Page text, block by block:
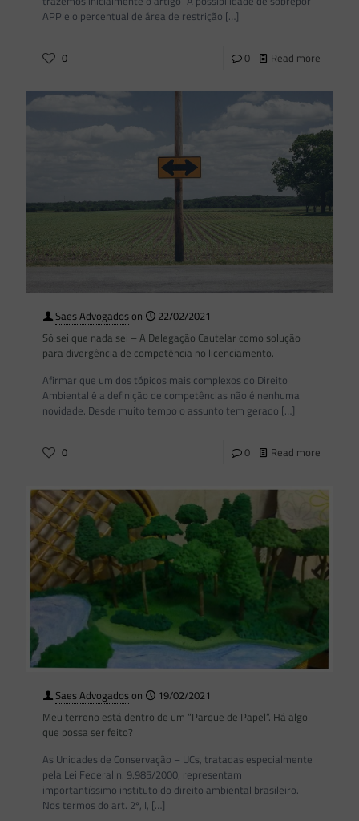
APP e o percentual de área de restrição […]
0 0 Read more
Saes Advogadoson
22/02/2021
Só sei que nada sei – A Delegação Cautelar como solução
para divergência de competência no licenciamento.
Afirmar que um dos tópicos mais complexos do Direito
Ambiental é a definição de competências não é nenhuma
novidade. Desde muito tempo o assunto tem gerado […]
0 0 Read more
Saes Advogadoson
19/02/2021
Meu terreno está dentro de um “Parque de Papel”. Há algo
que possa ser feito?
As Unidades de Conservação – UCs, tratadas especialmente
pela Lei Federal n. 9.985/2000, representam
importantíssimo instituto do direito ambiental brasileiro.
Nos termos do art. 2º, I, […]